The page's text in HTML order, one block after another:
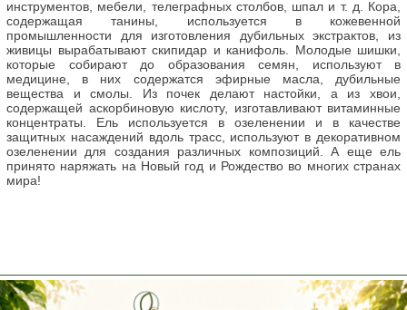
инструментов, мебели, телеграфных столбов, шпал и т. д. Кора,
содержащая танины, используется в кожевенной
промышленности для изготовления дубильных экстрактов, из
живицы вырабатывают скипидар и канифоль. Молодые шишки,
которые собирают до образования семян, используют в
медицине, в них содержатся эфирные масла, дубильные
вещества и смолы. Из почек делают настойки, а из хвои,
содержащей аскорбиновую кислоту, изготавливают витаминные
концентраты. Ель используется в озеленении и в качестве
защитных насаждений вдоль трасс, используют в декоративном
озеленении для создания различных композиций. А еще ель
принято наряжать на Новый год и Рождество во многих странах
мира!